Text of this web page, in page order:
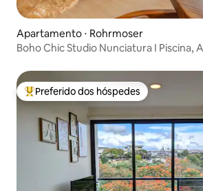
Apartamento ⋅ Rohrmoser
Boho Chic Studio Nunciatura I Piscina,
Entre os melhores preferidos dos
Preferido dos hóspedes